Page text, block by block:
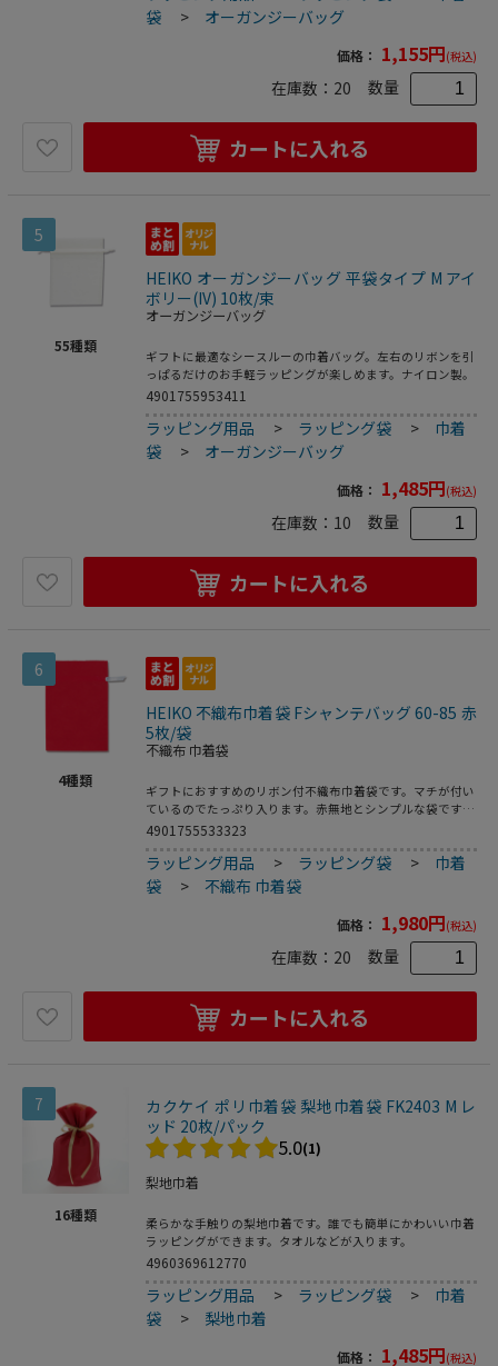
袋
> オーガンジーバッグ
価格： 1,155円(税込)
在庫数： 20 数量
カートに入れる
5
55種類
HEIKO オーガンジーバッグ 平袋タイプ M アイ
ボリー(IV) 10枚/束
オーガンジーバッグ
ギフトに最適なシースルーの巾着バッグ。左右のリボンを引
っぱるだけのお手軽ラッピングが楽しめます。ナイロン製。
4901755953411
ラッピング用品 > ラッピング袋 > 巾着
袋
> オーガンジーバッグ
価格： 1,485円(税込)
在庫数： 10 数量
カートに入れる
6
4種類
HEIKO 不織布巾着袋 Fシャンテバッグ 60-85 赤
5枚/袋
不織布 巾着袋
ギフトにおすすめのリボン付不織布巾着袋です。マチが付い
ているのでたっぷり入ります。赤無地とシンプルな袋ですが
白いリボンがアクセントになっています。
4901755533323
ラッピング用品 > ラッピング袋 > 巾着
袋
> 不織布 巾着袋
価格： 1,980円(税込)
在庫数： 20 数量
カートに入れる
7
16種類
カクケイ ポリ巾着袋 梨地巾着袋 FK2403 M レ
ッド 20枚/パック
5.0(1)
梨地巾着
柔らかな手触りの梨地巾着です。誰でも簡単にかわいい巾着
ラッピングができます。タオルなどが入ります。
4960369612770
ラッピング用品 > ラッピング袋 > 巾着
袋
> 梨地巾着
価格： 1,485円(税込)